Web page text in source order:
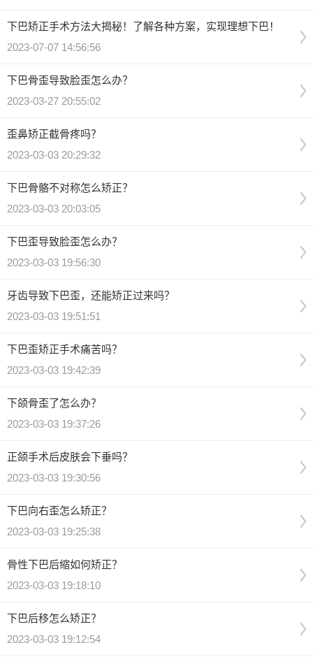
下巴矫正手术方法大揭秘！了解各种方案，实现理想下巴！
2023-07-07 14:56:56
下巴骨歪导致脸歪怎么办？
2023-03-27 20:55:02
歪鼻矫正截骨疼吗？
2023-03-03 20:29:32
下巴骨骼不对称怎么矫正？
2023-03-03 20:03:05
下巴歪导致脸歪怎么办？
2023-03-03 19:56:30
牙齿导致下巴歪，还能矫正过来吗？
2023-03-03 19:51:51
下巴歪矫正手术痛苦吗？
2023-03-03 19:42:39
下颌骨歪了怎么办？
2023-03-03 19:37:26
正颌手术后皮肤会下垂吗？
2023-03-03 19:30:56
下巴向右歪怎么矫正？
2023-03-03 19:25:38
骨性下巴后缩如何矫正？
2023-03-03 19:18:10
下巴后移怎么矫正？
2023-03-03 19:12:54